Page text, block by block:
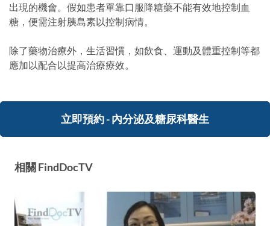
出現的機會。假如患者單靠口服降糖藥不能有效地控制血
糖，便需注射胰島素以控制病情。
除了藥物治療外，生活習慣，如飲食、運動及體重控制等都
應加以配合以提高治療療效。
立即預約 - 內分泌及糖尿科醫生
相關 FindDocTV